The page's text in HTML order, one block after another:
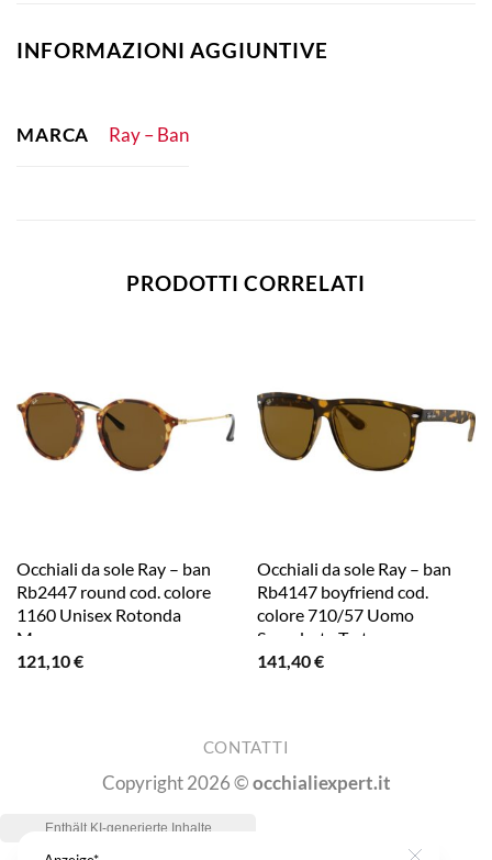
INFORMAZIONI AGGIUNTIVE
MARCA Ray – Ban
PRODOTTI CORRELATI
Occhiali da sole Ray – ban
Rb2447 round cod. colore
1160 Unisex Rotonda
Marrone
121,10€
Occhiali da sole Ray – ban
Rb4147 boyfriend cod.
colore 710/57 Uomo
Squadrata Tartaruga
141,40€
CONTATTI
Copyright 2026 ©occhialiexpert.it